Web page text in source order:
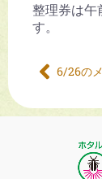
整理券は午
す。